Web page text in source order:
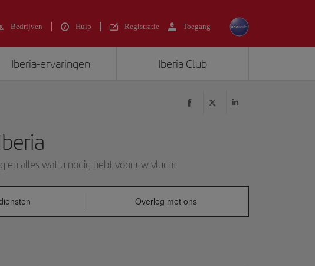
Bedrijven Hulp Registratie Toegang
Iberia-ervaringen Iberia Club
en alles wat u nodig hebt voor uw vlucht
Overleg met ons